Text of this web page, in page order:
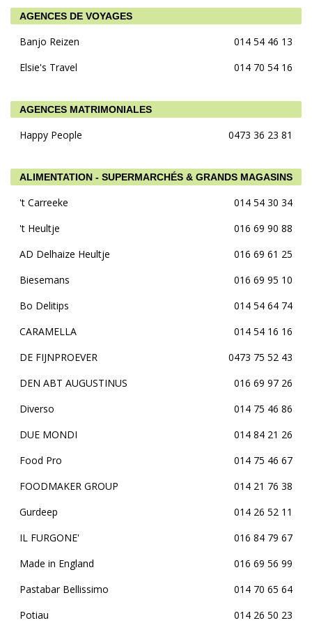
AGENCES DE VOYAGES
Banjo Reizen
014 54 46 13
Elsie's Travel
014 70 54 16
AGENCES MATRIMONIALES
Happy People 0473 36 23 81
ALIMENTATION - SUPERMARCHÉS & GRANDS MAGASINS
't Carreeke
014 54 30 34
't Heultje
016 69 90 88
AD Delhaize Heultje
016 69 61 25
Biesemans
016 69 95 10
Bo Delitips
014 54 64 74
CARAMELLA
014 54 16 16
DE FIJNPROEVER
0473 75 52 43
DEN ABT AUGUSTINUS
016 69 97 26
Diverso
014 75 46 86
DUE MONDI
014 84 21 26
Food Pro
014 75 46 67
FOODMAKER GROUP
014 21 76 38
Gurdeep
014 26 52 11
IL FURGONE'
016 84 79 67
Made in England
016 69 56 99
Pastabar Bellissimo
014 70 65 64
Potiau
014 26 50 23